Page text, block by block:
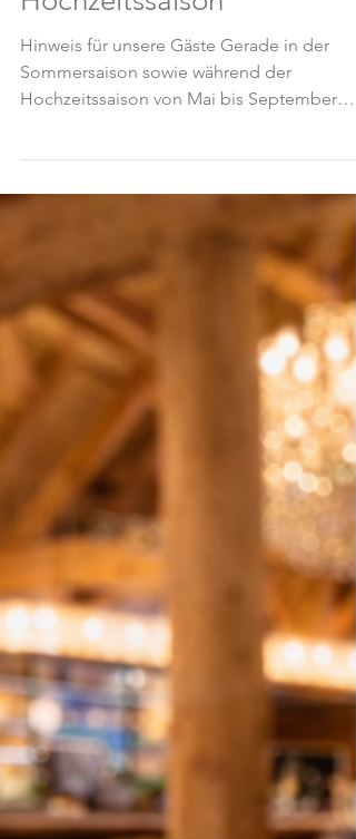
Hochzeitssaison
Hinweis für unsere Gäste Gerade in der
Sommersaison sowie während der
Hochzeitssaison von Mai bis September
finden im Weberhaus an vielen Samstagen
geschlossene Gesellschaften und
Hochzeiten statt. Daher empfehlen wir
dringend, Besuche insbesondere samstags
vorab zu reservieren. Bitte reservieren Sie
Ihren Tisch bequem über OpenTable und
beachten Sie zusätzlich aktuelle Hinweise
unseren Social-Media-Kanälen bei
und Facebook. Grundsätzlich gilt: Nur mit
einer Res